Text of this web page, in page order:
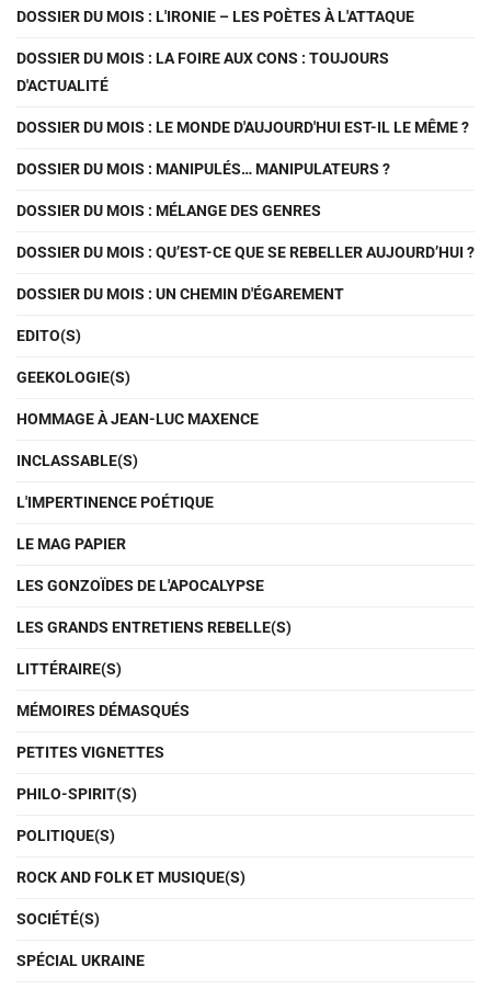
DOSSIER DU MOIS : L'IRONIE – LES POÈTES À L'ATTAQUE
DOSSIER DU MOIS : LA FOIRE AUX CONS : TOUJOURS
D'ACTUALITÉ
DOSSIER DU MOIS : LE MONDE D'AUJOURD'HUI EST-IL LE MÊME ?
DOSSIER DU MOIS : MANIPULÉS… MANIPULATEURS ?
DOSSIER DU MOIS : MÉLANGE DES GENRES
DOSSIER DU MOIS : QU’EST-CE QUE SE REBELLER AUJOURD’HUI ?
DOSSIER DU MOIS : UN CHEMIN D'ÉGAREMENT
EDITO(S)
GEEKOLOGIE(S)
HOMMAGE À JEAN-LUC MAXENCE
INCLASSABLE(S)
L'IMPERTINENCE POÉTIQUE
LE MAG PAPIER
LES GONZOÏDES DE L'APOCALYPSE
LES GRANDS ENTRETIENS REBELLE(S)
LITTÉRAIRE(S)
MÉMOIRES DÉMASQUÉS
PETITES VIGNETTES
PHILO-SPIRIT(S)
POLITIQUE(S)
ROCK AND FOLK ET MUSIQUE(S)
SOCIÉTÉ(S)
SPÉCIAL UKRAINE